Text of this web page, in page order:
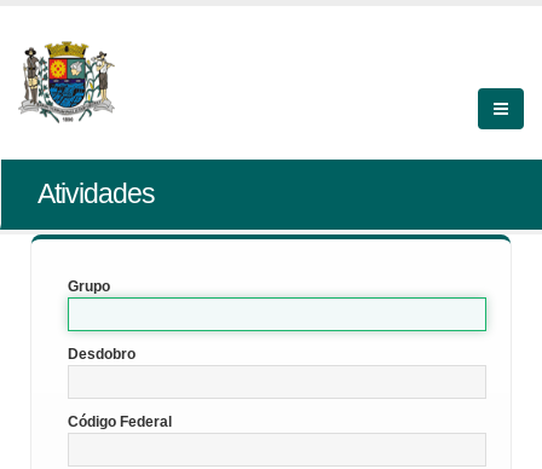
Atividades
Grupo
Desdobro
Código Federal